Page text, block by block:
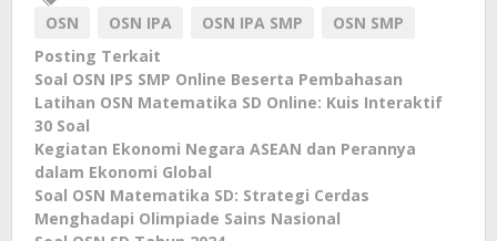
OSN OSN IPA OSN IPA SMP
OSN SMP
Posting Terkait
Soal OSN IPS SMP Online Beserta Pembahasan
Latihan OSN Matematika SD Online: Kuis Interaktif
30 Soal
Kegiatan Ekonomi Negara ASEAN dan Perannya
dalam Ekonomi Global
Soal OSN Matematika SD: Strategi Cerdas
Menghadapi Olimpiade Sains Nasional